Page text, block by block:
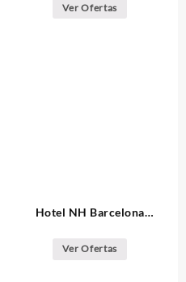
Ver Ofertas
Hotel NH Barcelona
Ver Ofertas